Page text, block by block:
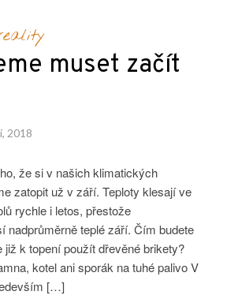
muset začít
2018
že si v našich klimatických
zatopit už v září. Teploty klesají ve
rychle i letos, přestože
nadprůměrně teplé září. Čím budete
již k topení použít dřevěné brikety?
kotel ani sporák na tuhé palivo V
[…]